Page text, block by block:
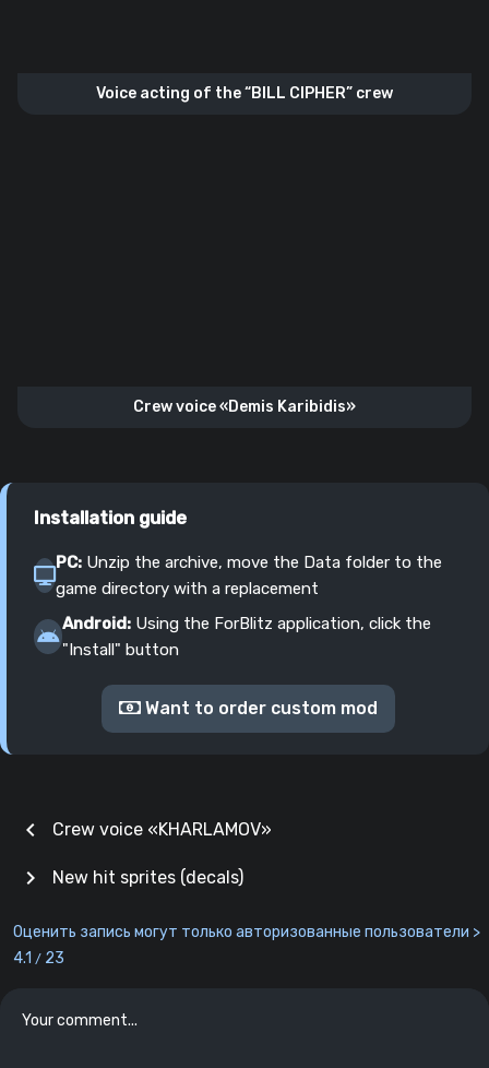
Voice acting of the “BILL CIPHER” crew
Crew voice «Demis Karibidis»
Installation guide
PC: Unzip the archive, move the Data folder to the
game directory with a replacement
Android: Using the ForBlitz application, click the
"Install" button
Want to order custom mod
chevron_left Crew voice «KHARLAMOV»
New hit sprites (decals)
chevron_right
Оценить запись могут только авторизованные пользователи >
4.1 / 23